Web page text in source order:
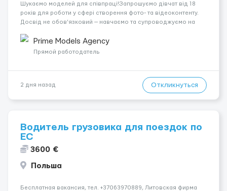
Шукаємо моделей для співпраці!Запрошуємо дівчат від 18
років для роботи у сфері створення фото- та відеоконтенту.
Досвід не обов’язковий — навчаємо та супроводжуємо на
конфіденційність і професійну підтримку. Працюємо офіційно,
поважаємо особ...
Prime Models Agency
Прямой работодатель
2 дня назад Откликнуться
Водитель грузовика для поездок по
ЕС
3600 €
Польша
Бесплатная вакансия, тел. +37063970889, Литовская фирма